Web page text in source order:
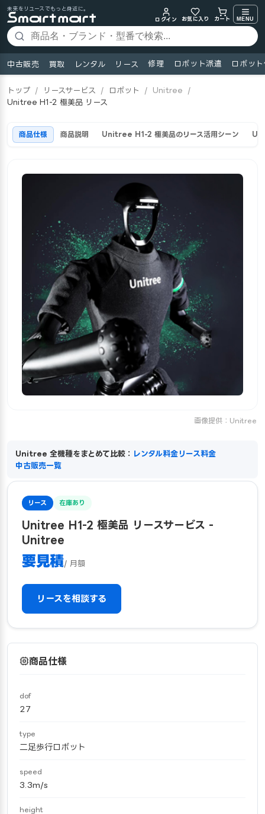
未来をリユースでもっと身近に。
ログイン
お気に入り カート MENU
中古販売 買取 レンタル リース 修理 ロボット派遣 ロボッ
トップ / リースサービス / ロボット / Unitree
/
Unitree H1-2 極美品 リース
商品仕様 商品説明 Unitree H1-2 極美品のリース活用シーン
画像提供：Unitree
Unitree 全機種をまとめて比較： レンタル料金 リース料金
中古販売一覧
リース 在庫あり
Unitree H1-2 極美品 リースサービス -
Unitree
要見積/ 月額
リースを相談する
商品仕様
dof
27
type
二足歩行ロボット
speed
3.3m/s
height